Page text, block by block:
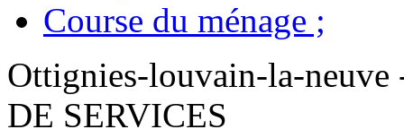
Course du ménage ;
Ottignies-louvain-la-
DE SERVICES